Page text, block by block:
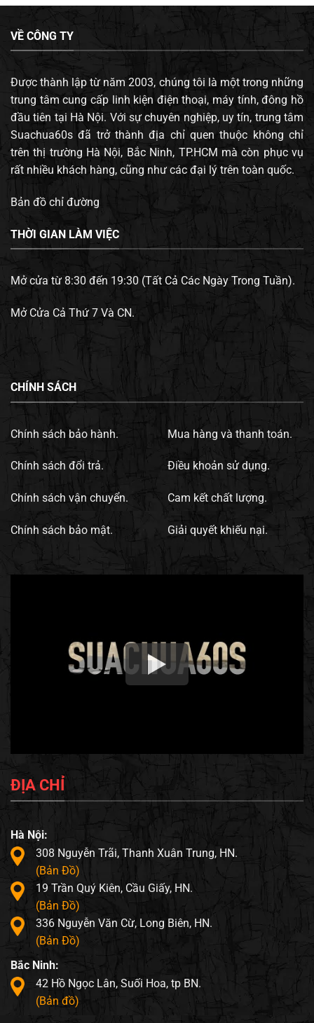
VỀ CÔNG TY
Được thành lập từ năm 2003, chúng tôi là một trong những
trung tâm cung cấp linh kiện điện thoại, máy tính, đông hồ
đầu tiên tại Hà Nội. Với sự chuyên nghiệp, uy tín, trung tâm
Suachua60s đã trở thành địa chỉ quen thuộc không chỉ
trên thị trường Hà Nội, Bắc Ninh, TP.HCM mà còn phục vụ
rất nhiều khách hàng, cũng như các đại lý trên toàn quốc.
Bản đồ chỉ đường
THỜI GIAN LÀM VIỆC
Mở cửa từ 8:30 đến 19:30 (Tất Cả Các Ngày Trong Tuần).
Mở Cửa Cả Thứ 7 Và CN.
CHÍNH SÁCH
Chính sách bảo hành.
Chính sách đổi trả.
Chính sách vận chuyển.
Chính sách bảo mật.
Mua hàng và thanh toán.
Điều khoản sử dụng.
Cam kết chất lượng.
Giải quyết khiếu nại.
ĐỊA CHỈ
Hà Nội:
308 Nguyễn Trãi, Thanh Xuân Trung, HN.
(Bản Đồ)
19 Trần Quý Kiên, Cầu Giấy, HN.
(Bản Đồ)
336 Nguyễn Văn Cừ, Long Biên, HN.
(Bản Đồ)
Bắc Ninh:
42 Hồ Ngọc Lân, Suối Hoa, tp BN.
(Bản đồ)